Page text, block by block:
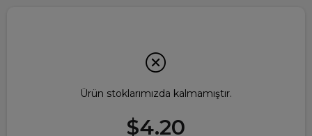
Ürün stoklarımızda kalmamıştır.
$4.20